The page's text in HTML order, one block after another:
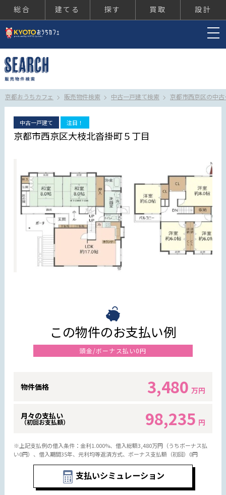
総合 建てる 探す 買取 設計
京都おうちカフェ 販売物件検索 中古一戸建て検索 京都市西京区の中
中古一戸建て 注目！
京都市西京区大枝北沓掛町５丁目
この物件のお支払い例
頭金/ボーナス払い0円
物件価格 3,480 万円
月々の支払い
（初回お支払額） 98,235 円
※上記支払例の借入条件：金利1.000%、借入総額3,480万円（うちボーナス払
い0円）、借入期間35年、元利均等返済方式、ボーナス支払額（初回）0円
支払いシミュレーション